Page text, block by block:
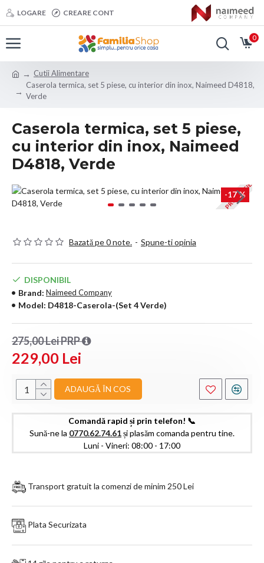
LOGARE CREARE CONT
0
Cutii Alimentare
Caserola termica, set 5 piese, cu interior din inox, Naimeed D4818,
Verde
Caserola termica, set 5 piese,
cu interior din inox, Naimeed
D4818, Verde
PROMOTIE
-17 %
Bazată pe 0 note. - Spune-ti opinia
229,00 Lei
275,00 Lei PRP
DISPONIBIL
Brand: Naimeed Company
Model: D4818-Caserola-(Set 4 Verde)
ADAUGĂ ÎN COS
Comandă rapid și prin telefon! 📞
Sună-ne la 0770.62.74.61și plasăm comanda pentru tine.
Luni - Vineri: 08:00 - 17:00
Transport gratuit la comenzi de minim 250 Lei
Plata Securizata